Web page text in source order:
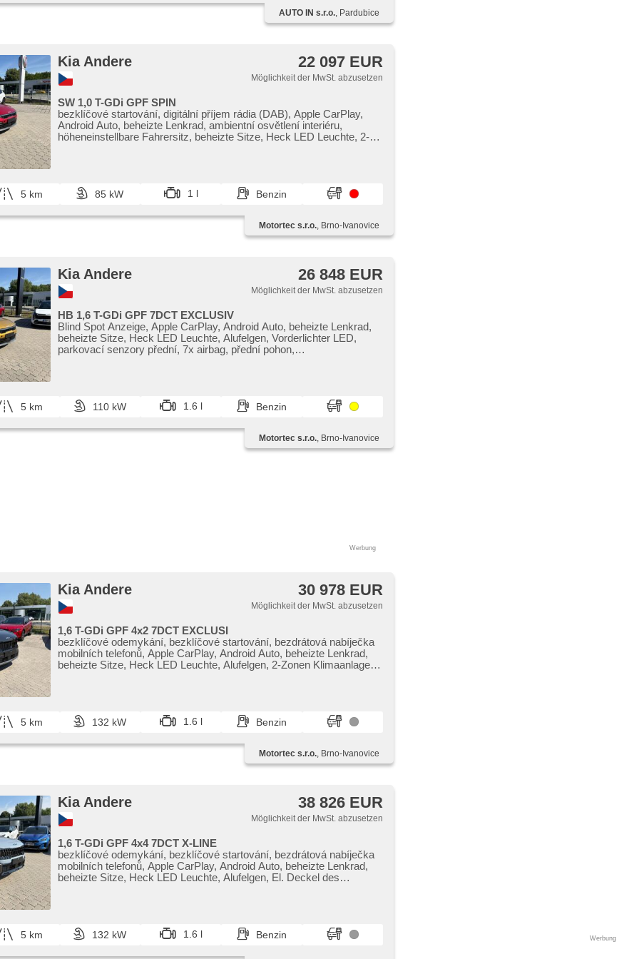
parkovací senzory zadní, ScheibenwischersensorAUTO IN s.r.o., Pardubice
Kia Andere 22 097 EUR
Möglichkeit der MwSt. abzusetzen
SW 1,0 T-GDi GPF SPIN
bezklíčové startování, digitální příjem rádia (DAB), Apple CarPlay,
Android Auto, beheizte Lenkrad, ambientní osvětlení interiéru,
höheneinstellbare Fahrersitz, beheizte Sitze, Heck LED Leuchte, 2-
5 km 85 kW 1 l Benzin
Motortec s.r.o., Brno-Ivanovice
Kia Andere 26 848 EUR
Möglichkeit der MwSt. abzusetzen
HB 1,6 T-GDi GPF 7DCT EXCLUSIV
Blind Spot Anzeige, Apple CarPlay, Android Auto, beheizte Lenkrad,
beheizte Sitze, Heck LED Leuchte, Alufelgen, Vorderlichter LED,
parkovací senzory přední, 7x airbag, přední pohon,
5 km 110 kW 1.6 l Benzin
Motortec s.r.o., Brno-Ivanovice
Werbung
Kia Andere 30 978 EUR
Möglichkeit der MwSt. abzusetzen
1,6 T-GDi GPF 4x2 7DCT EXCLUSI
bezklíčové odemykání, bezklíčové startování, bezdrátová nabíječka
mobilních telefonů, Apple CarPlay, Android Auto, beheizte Lenkrad,
beheizte Sitze, Heck LED Leuchte, Alufelgen, 2-Zonen Klimaanlage,
5 km 132 kW 1.6 l Benzin
Motortec s.r.o., Brno-Ivanovice
Kia Andere 38 826 EUR
Möglichkeit der MwSt. abzusetzen
1,6 T-GDi GPF 4x4 7DCT X-LINE
bezklíčové odemykání, bezklíčové startování, bezdrátová nabíječka
mobilních telefonů, Apple CarPlay, Android Auto, beheizte Lenkrad,
beheizte Sitze, Heck LED Leuchte, Alufelgen, El. Deckel des
5 km 132 kW 1.6 l Benzin Werbung